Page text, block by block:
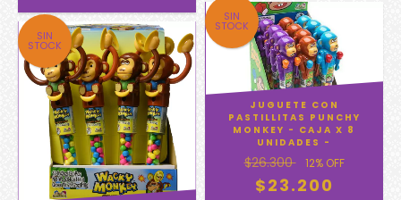
SIN
STOCK
SIN
STOCK
JUGUETE CON
PASTILLITAS PUNCHY
MONKEY - CAJA X 8
UNIDADES -
$26.300 12% OFF
$23.200